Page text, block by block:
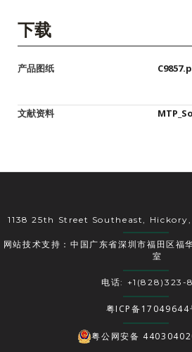
下载
产品图纸
文献资料
1138 25th Street Southeast,
网站技术支持：中国广东省深圳市福田区福
室
电话: +1(828)323-
粤ICP备17049644
粤公网安备